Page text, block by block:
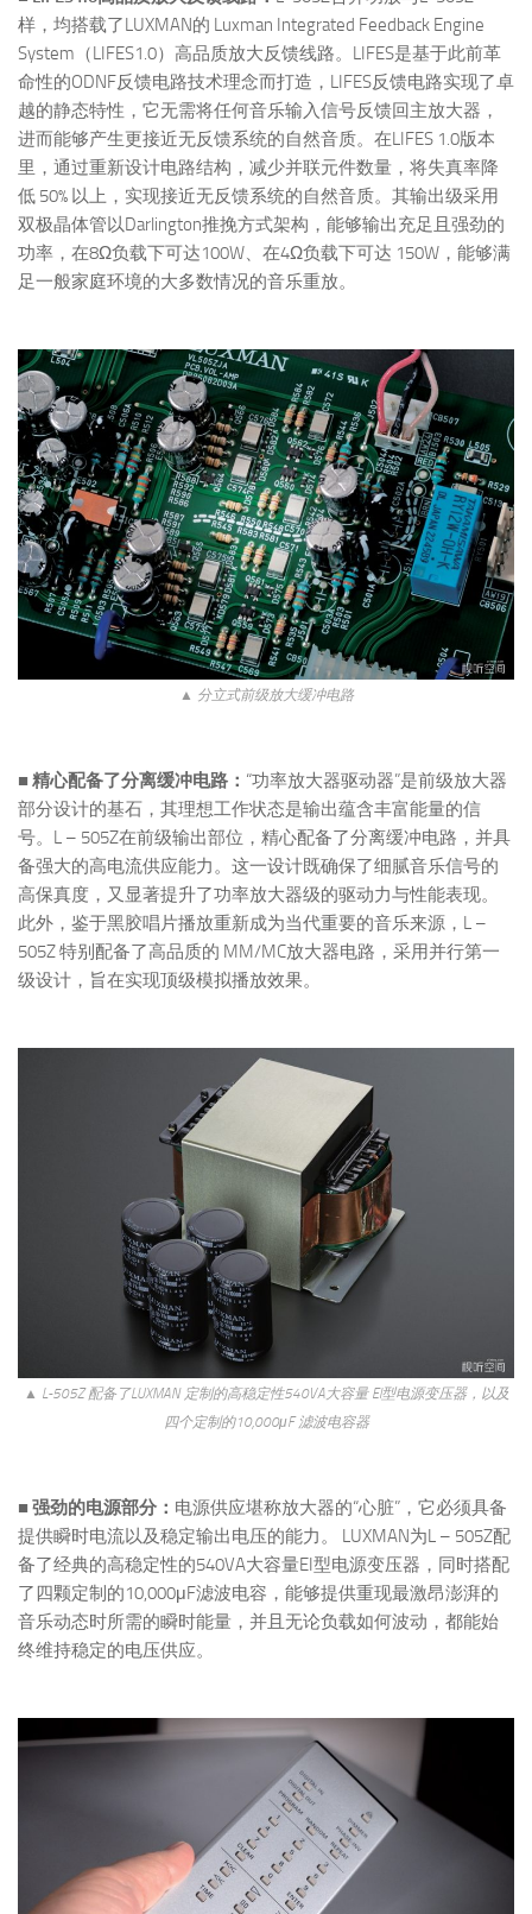
样，均搭载了LUXMAN的 Luxman Integrated Feedback Engine
System（LIFES1.0）高品质放大反馈线路。LIFES是基于此前革
命性的ODNF反馈电路技术理念而打造，LIFES反馈电路实现了卓
越的静态特性，它无需将任何音乐输入信号反馈回主放大器，
进而能够产生更接近无反馈系统的自然音质。在LIFES 1.0版本
里，通过重新设计电路结构，减少并联元件数量，将失真率降
低 50% 以上，实现接近无反馈系统的自然音质。其输出级采用
双极晶体管以Darlington推挽方式架构，能够输出充足且强劲的
功率，在8Ω负载下可达100W、在4Ω负载下可达 150W，能够满
足一般家庭环境的大多数情况的音乐重放。
▲ 分立式前级放大缓冲电路
■ 精心配备了分离缓冲电路： “功率放大器驱动器”是前级放大器
部分设计的基石，其理想工作状态是输出蕴含丰富能量的信
号。L – 505Z在前级输出部位，精心配备了分离缓冲电路，并具
备强大的高电流供应能力。这一设计既确保了细腻音乐信号的
高保真度，又显著提升了功率放大器级的驱动力与性能表现。
此外，鉴于黑胶唱片播放重新成为当代重要的音乐来源，L –
505Z 特别配备了高品质的 MM/MC放大器电路，采用并行第一
级设计，旨在实现顶级模拟播放效果。
▲ L-505Z 配备了LUXMAN 定制的高稳定性540VA大容量 El型电源变压器，以及
四个定制的10,000μF 滤波电容器
■ 强劲的电源部分： 电源供应堪称放大器的“心脏”，它必须具备
提供瞬时电流以及稳定输出电压的能力。 LUXMAN为L – 505Z配
备了经典的高稳定性的540VA大容量EI型电源变压器，同时搭配
了四颗定制的10,000μF滤波电容，能够提供重现最激昂澎湃的
音乐动态时所需的瞬时能量，并且无论负载如何波动，都能始
终维持稳定的电压供应。